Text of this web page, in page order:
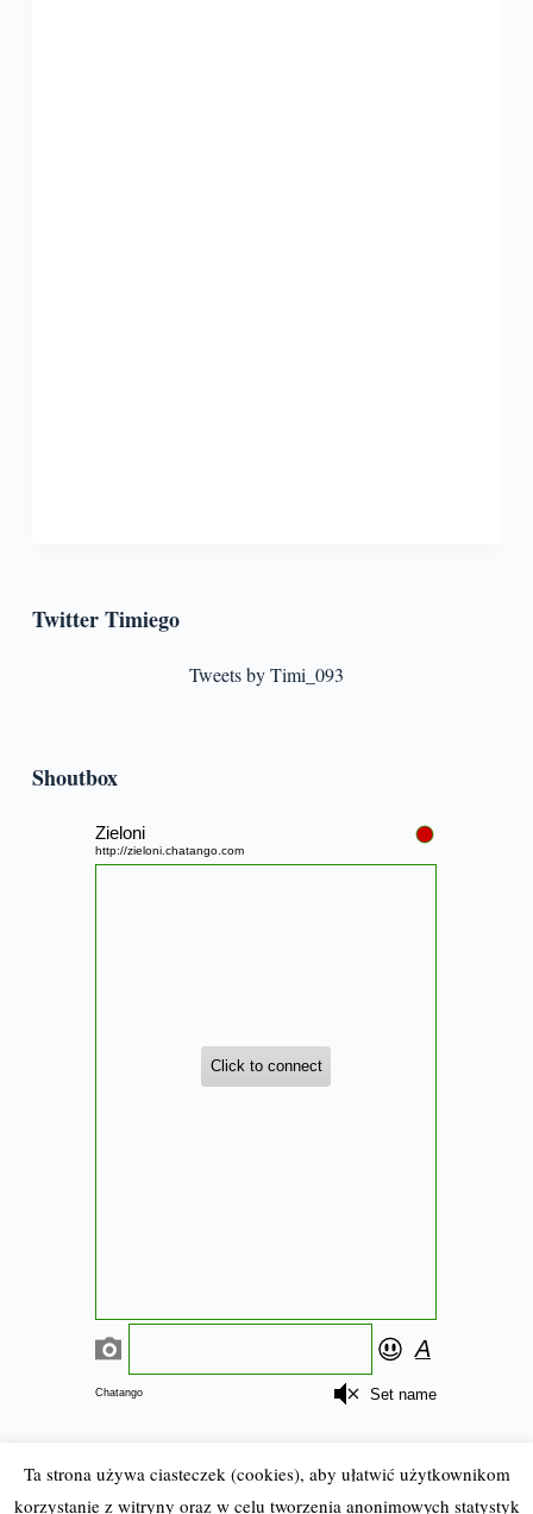
Twitter Timiego
Tweets by Timi_093
Shoutbox
Ta strona używa ciasteczek (cookies), aby ułatwić użytkownikom
korzystanie z witryny oraz w celu tworzenia anonimowych statystyk